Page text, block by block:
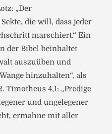
„Der
die will, dass jeder
marschiert.“ Ein
der Bibel beinhaltet
auszuüben und
hinzuhalten“, als
Timotheus 4,1: „Predige
und ungelegener
ermahne mit aller